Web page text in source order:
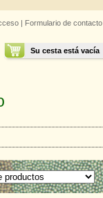
| Formulario de contacto
Su cesta está vacía